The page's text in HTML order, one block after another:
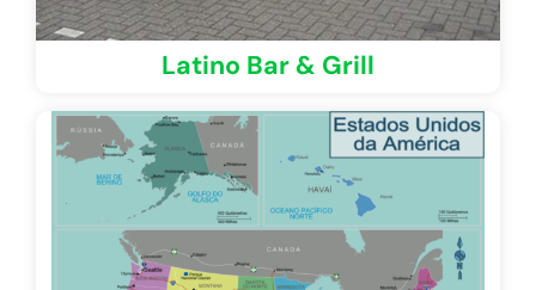
Latino Bar & Grill